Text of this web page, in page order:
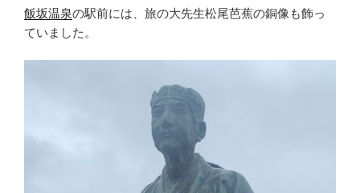
飯坂温泉の駅前には、旅の大先生松尾芭蕉の銅像も飾っ
ていました。